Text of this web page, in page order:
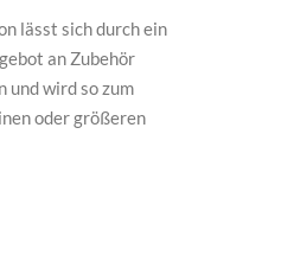
lässt sich durch ein
an Zubehör
wird so zum
oder größeren